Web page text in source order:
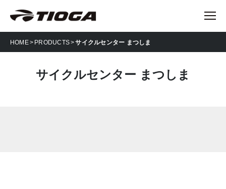
HOME PRODUCTS サイクルセンター まつしま
サイクルセンター まつしま